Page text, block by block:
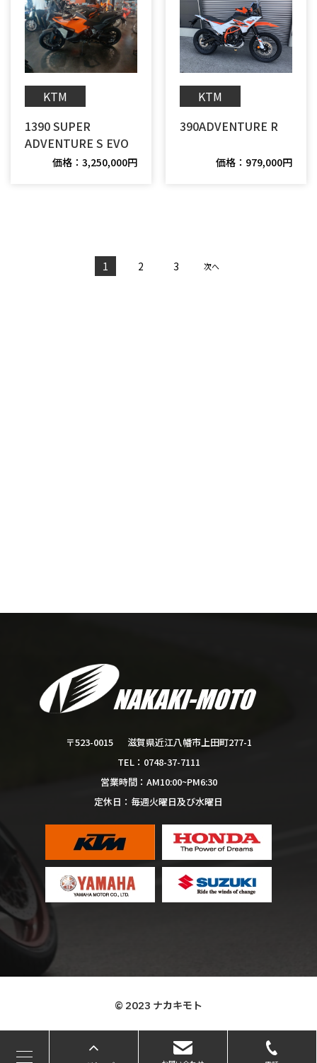
KTM
1390 SUPER
ADVENTURE S EVO
価格：3,250,000円
KTM
390ADVENTURE R
価格：979,000円
1 2 3 次へ
〒523-0015 滋賀県近江八幡市上田町277-1
TEL： 0748-37-7111
営業時間： AM10:00~PM6:30
定休日： 毎週火曜日及び水曜日
© 2023 ナカキモト